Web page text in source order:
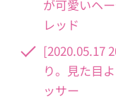
が可愛いヘ
レッド
[2020.05.17
り。見た目
ッサー